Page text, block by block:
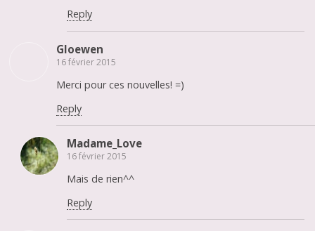
Reply
Gloewen
16 février 2015
Merci pour ces nouvelles! =)
Reply
Madame_Love
16 février 2015
Mais de rien^^
Reply